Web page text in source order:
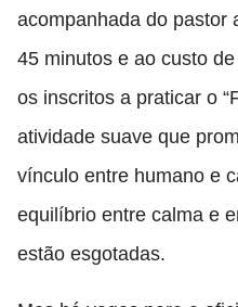
acompanhada do pastor
45 minutos e ao custo
os inscritos a praticar o
atividade suave que
vínculo entre humano e
equilíbrio entre calma e
estão esgotadas.